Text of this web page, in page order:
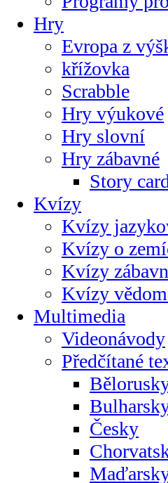
Hry
Evropa z
křížovka
Scrabble
Hry výukové
Hry slovní
Hry zábavné
Story
Kvízy
Kvízy
Kvízy o
Kvízy
Kvízy
Multimedia
Videonávody
Předčítané
Česky